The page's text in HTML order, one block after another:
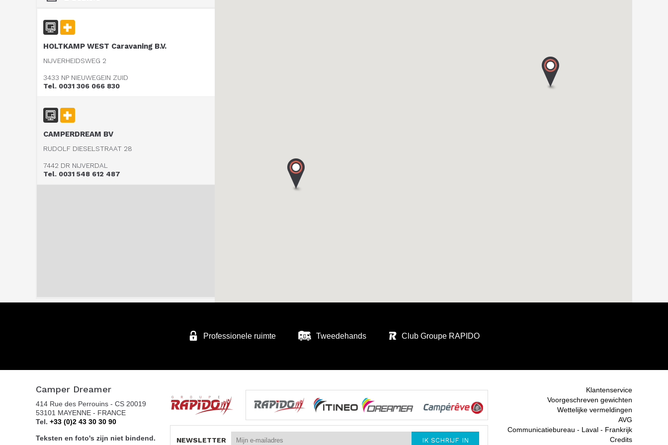
HOLTKAMP WEST Caravaning B.V.
NIJVERHEIDSWEG 2
3433 NP NIEUWEGEIN ZUID
Tel. 0031 306 066 830
CAMPERDREAM BV
RUDOLF DIESELSTRAAT 28
7442 DR NIJVERDAL
Tel. 0031 548 612 487
Professionele ruimte Tweedehands Club Groupe RAPIDO
Camper Dreamer
414 Rue des Perrouins - CS 20019
53101 MAYENNE - FRANCE
Tel. +33 (0)2 43 30 30 90
Teksten en foto's zijn niet bindend. NEWSLETTER
Klantenservice
Voorgeschreven gewichten
Wettelijke vermeldingen
AVG
Communicatiebureau - Laval - Frankrijk
Credits